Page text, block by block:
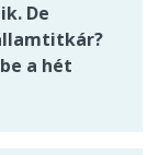
De
a hét